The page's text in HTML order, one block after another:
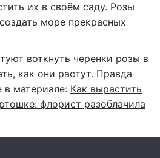
их в своём саду. Розы
море прекрасных
воткнуть черенки розы в
как они растут. Правда
в материале: Как вырастить
флорист разоблачила